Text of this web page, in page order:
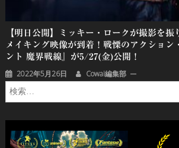
【明日公開】ミッキー・ロークが撮影を振
メイキング映像が到着！戦慄のアクション
ント 魔界戦線』が5/27(金)公開！
2022年5月26日 Cowai編集部